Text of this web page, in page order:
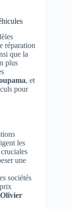
réparation
que la
plus
, et
pour
les
une
sociétés